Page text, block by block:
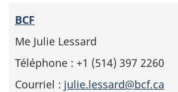
BCF
Me Julie Lessard
Téléphone : +1 (514) 397 2260
Courriel : julie.lessard@bcf.ca